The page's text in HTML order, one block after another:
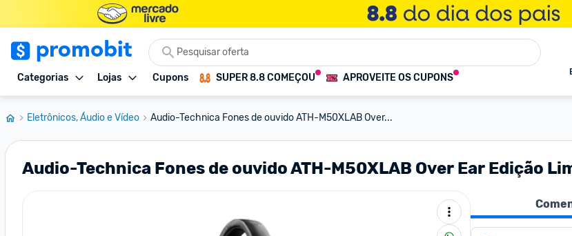
Categorias Lojas Cupons SUPER 8.8 COMEÇOU APROVEITE OS CUPONS
Eletrônicos, Áudio e Vídeo Audio-Technica Fones de ouvido ATH-M50XLAB Over...
Audio-Technica Fones de ouvido ATH-M50XLAB Over Ear Edição